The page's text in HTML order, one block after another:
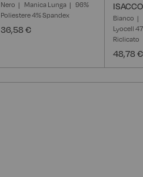
Nero Manica Lunga
96%
Poliestere 4% Spandex
36,58 €
ISACCO
Bianco
Lyocell
Riclicato
48,78 €